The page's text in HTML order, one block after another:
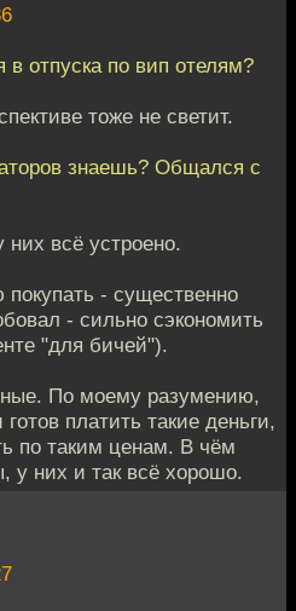
отпуска по вип отелям?
тоже не светит.
знаешь? Общался с
них всё устроено.
- существенно
- сильно сэкономить
"для бичей").
По моему разумению,
платить такие деньги,
по таким ценам. В чём
них и так всё хорошо.